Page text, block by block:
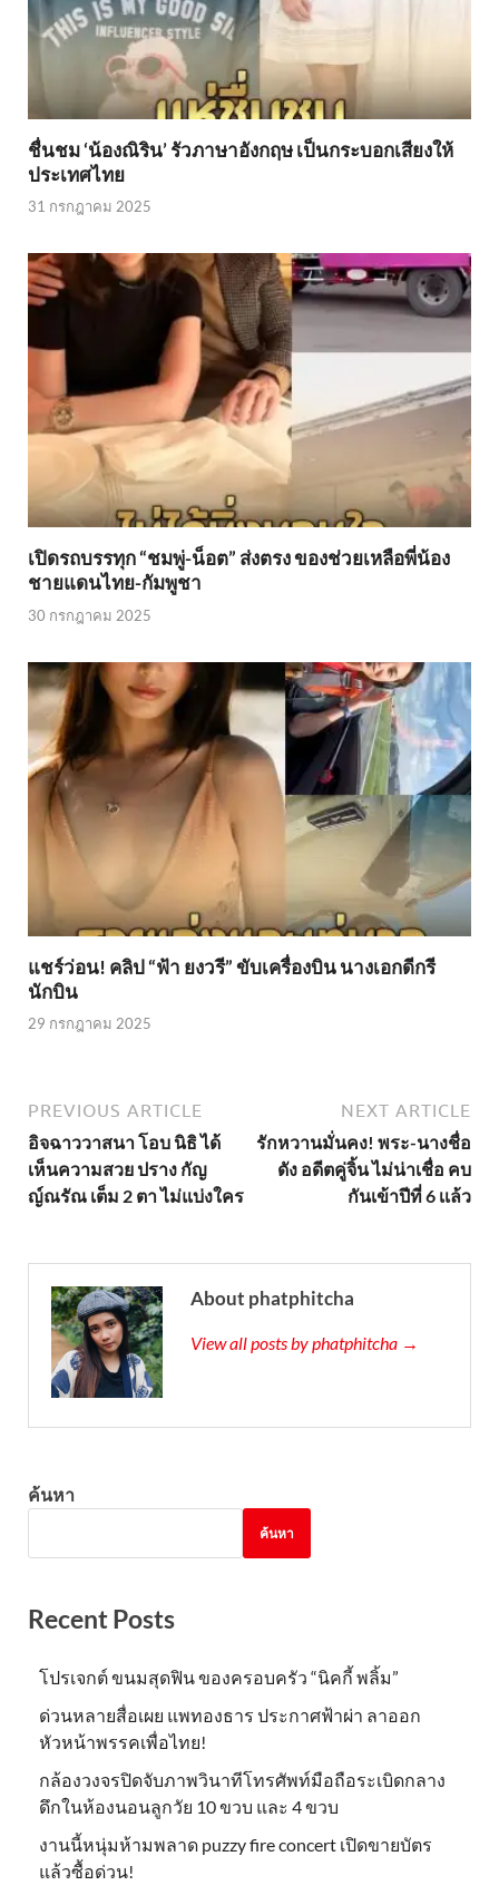
ชื่นชม ‘น้องณิริน’ รัวภาษาอังกฤษ เป็นกระบอกเสียงให้
ประเทศไทย
31 กรกฎาคม 2025
เปิดรถบรรทุก “ชมพู่-น็อต” ส่งตรง ของช่วยเหลือพี่น้อง
ชายแดนไทย-กัมพูชา
30 กรกฎาคม 2025
แชร์ว่อน! คลิป “ฟ้า ยงวรี” ขับเครื่องบิน นางเอกดีกรี
นักบิน
29 กรกฎาคม 2025
PREVIOUS ARTICLE
อิจฉาววาสนา โอบ นิธิ ได้
เห็นความสวย ปราง กัญ
ญ์ณรัณ เต็ม 2 ตา ไม่แบ่งใคร
NEXT ARTICLE
รักหวานมั่นคง! พระ-นางชื่อ
ดัง อดีตคู่จิ้น ไม่น่าเชื่อ คบ
กันเข้าปีที่ 6 เเล้ว
About phatphitcha
View all posts by phatphitcha →
ค้นหา
ค้นหา
Recent Posts
โปรเจกต์ ขนมสุดฟิน ของครอบครัว “นิคกี้ พลิ้ม”
ด่วนหลายสื่อเผย แพทองธาร ประกาศฟ้าผ่า ลาออก
หัวหน้าพรรคเพื่อไทย!
กล้องวงจรปิดจับภาพวินาทีโทรศัพท์มือถือระเบิดกลาง
ดึกในห้องนอนลูกวัย 10 ขวบ และ 4 ขวบ
งานนี้หนุ่มห้ามพลาด puzzy fire concert เปิดขายบัตร
แล้วซื้อด่วน!